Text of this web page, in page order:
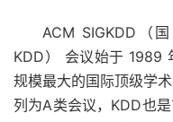
ACM SIGKDD（
KDD） 会议始于 1989
规模最大的国际顶级学
列为A类会议，KDD也